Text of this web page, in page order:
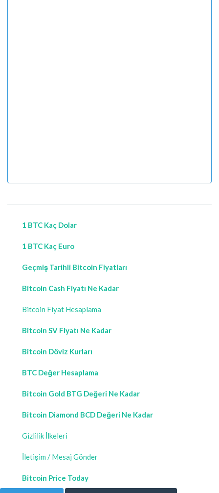
1 BTC Kaç Dolar
1 BTC Kaç Euro
Geçmiş Tarihli Bitcoin Fiyatları
Bitcoin Cash Fiyatı Ne Kadar
Bitcoin Fiyat Hesaplama
Bitcoin SV Fiyatı Ne Kadar
Bitcoin Döviz Kurları
BTC Değer Hesaplama
Bitcoin Gold BTG Değeri Ne Kadar
Bitcoin Diamond BCD Değeri Ne Kadar
Gizlilik İlkeleri
İletişim / Mesaj Gönder
Bitcoin Price Today